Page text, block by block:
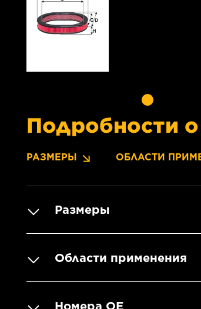
Подробности
РАЗМЕРЫ ОБЛАСТИ
Размеры
Области применения